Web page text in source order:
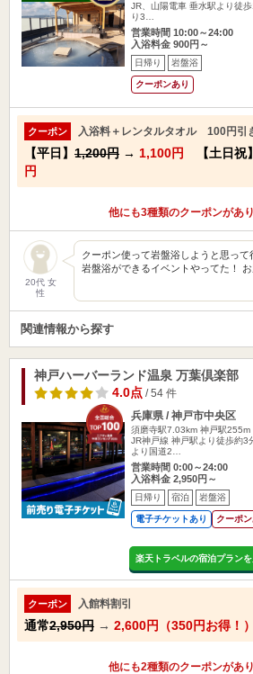
JR、山陽電車 垂水駅より徒
り3…
営業時間 10:00～24:00
入浴料金 900円～
日帰り 岩盤浴
クーポンあり
クーポン 入浴料＋レンタルタオル 100円引
【平日】 1,200円 → 1,100円 【土日祝】
円
他にも3種類のクーポンがあ
20代 女
性
クーポン使って岩盤浴しようと思っ
岩盤浴ができるイベントやってた！
関連情報から探す
神戸ハーバーランド温泉 万葉倶楽部
4.0点/ 54 件
兵庫県 / 神戸市中央区
須磨寺駅7.03km 神戸駅255m
JR神戸線 神戸駅より徒歩約3
より国道2…
営業時間 0:00～24:00
入浴料金 2,950円～
日帰り 宿泊 岩盤浴
電子チケットあり クーポン
楽天トラベルの宿泊プランを
クーポン 入館料割引
通常2,950円 → 2,600円（350円お得！）
他にも2種類のクーポンがあ